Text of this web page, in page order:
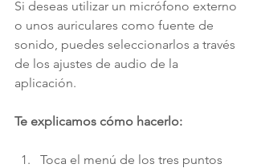
Si deseas utilizar un micrófono externo
o unos auriculares como fuente de
sonido, puedes seleccionarlos a través
de los ajustes de audio de la
aplicación.
Te explicamos cómo hacerlo:
Toca el menú de los tres puntos